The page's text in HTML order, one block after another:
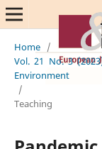
Home /
Vol. 21 No. 3
Environment
/
Teaching